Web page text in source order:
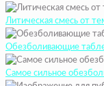
Литическая смесь от
Обезболивающие
Самое сильное